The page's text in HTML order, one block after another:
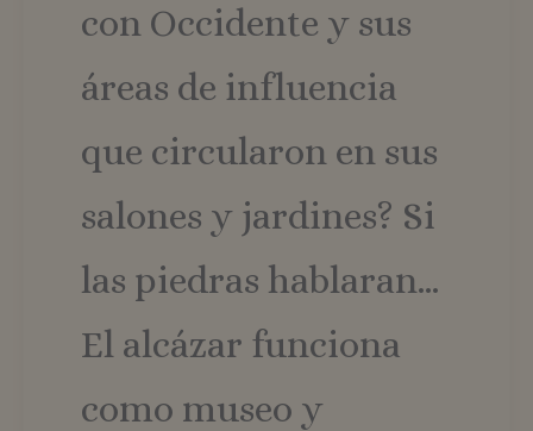
con Occidente y sus
áreas de influencia
que circularon en sus
salones y jardines? Si
las piedras hablaran…
El alcázar funciona
como museo y